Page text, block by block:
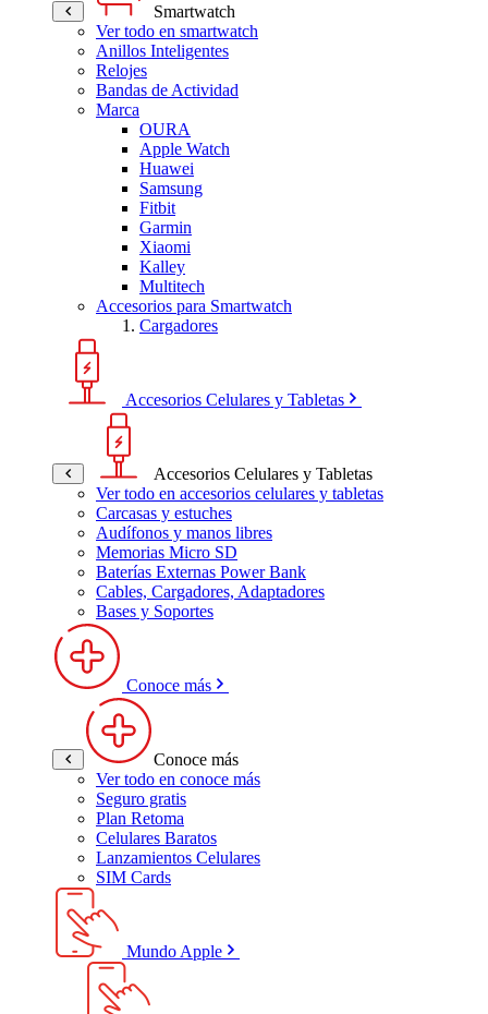
Smartwatch
Ver todo en smartwatch
Anillos Inteligentes
Relojes
Bandas de Actividad
Marca
OURA
Apple Watch
Huawei
Samsung
Fitbit
Garmin
Xiaomi
Kalley
Multitech
Accesorios para Smartwatch
Cargadores
Accesorios Celulares y Tabletas
Accesorios Celulares y Tabletas
Ver todo en accesorios celulares y tabletas
Carcasas y estuches
Audífonos y manos libres
Memorias Micro SD
Baterías Externas Power Bank
Cables, Cargadores, Adaptadores
Bases y Soportes
Conoce más
Conoce más
Ver todo en conoce más
Seguro gratis
Plan Retoma
Celulares Baratos
Lanzamientos Celulares
SIM Cards
Mundo Apple